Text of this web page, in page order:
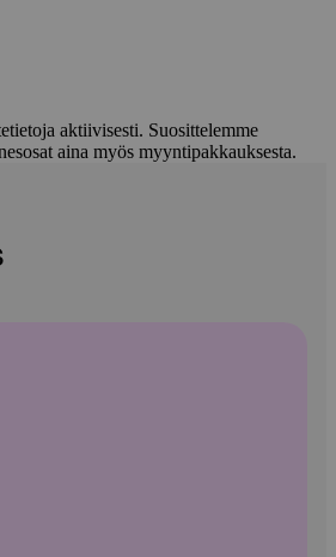
aktiivisesti. Suosittelemme
aina myös myyntipakkauksesta.